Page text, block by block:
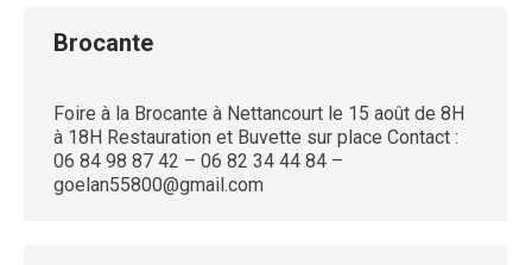
Brocante
Foire à la Brocante à Nettancourt le 15 août de 8H
à 18H Restauration et Buvette sur place Contact :
06 84 98 87 42 – 06 82 34 44 84 –
goelan55800@gmail.com